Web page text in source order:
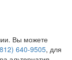
Вы можете
640-9505, для